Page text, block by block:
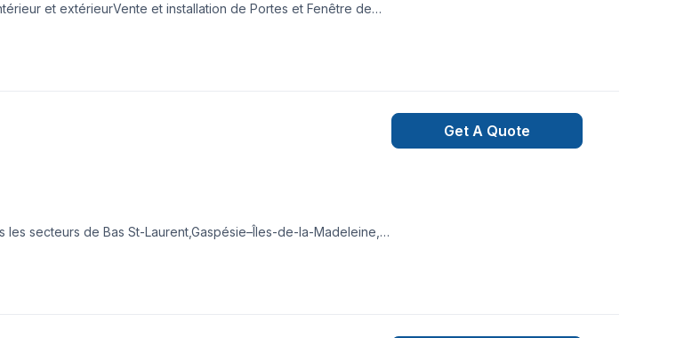
et extérieurVente et installation de Portes et Fenêtre de
secteurs de Bas St-Laurent,Gaspésie–Îles-de-la-Madeleine,
impatients de collaborer avec vous pour concrétiser
Get A Quote